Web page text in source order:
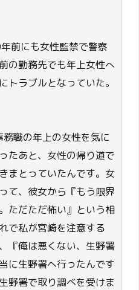
前にも女性監禁で警察
の勤務先でも年上女性へ
トラブルとなっていた。
職の年上の女性を気に
たあと、女性の帰り道で
まとっていたんです。女
て、彼女から『もう限界
ただただ怖い』という相
で私が宮崎を注意する
『俺は悪くない、生野署
に生野署へ行ったんです
野署で取り調べを受けま